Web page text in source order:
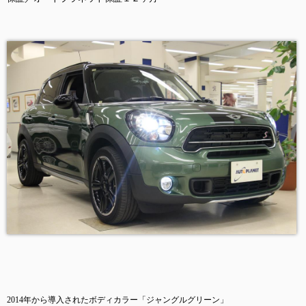
2014年から導入されたボディカラー「ジャングルグリーン」